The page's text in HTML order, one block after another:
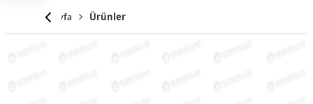
Anasayfa Ürünler